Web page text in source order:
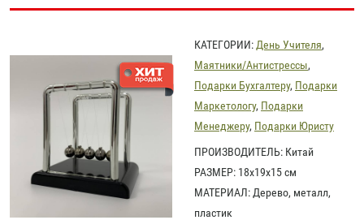
КАТЕГОРИИ: День Учителя,
Маятники/Антистрессы,
Подарки Бухгалтеру, Подарки
Маркетологу, Подарки
Менеджеру, Подарки Юристу
ПРОИЗВОДИТЕЛЬ: Китай
РАЗМЕР: 18х19х15 см
МАТЕРИАЛ: Дерево, металл,
пластик